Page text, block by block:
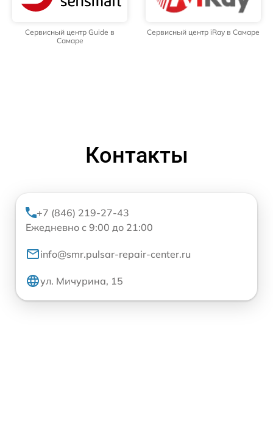
Сервисный центр Guide в
Самаре
Сервисный центр iRay в Самаре
Контакты
+7 (846) 219-27-43
Ежедневно с 9:00 до 21:00
info@smr.pulsar-repair-center.ru
ул. Мичурина, 15